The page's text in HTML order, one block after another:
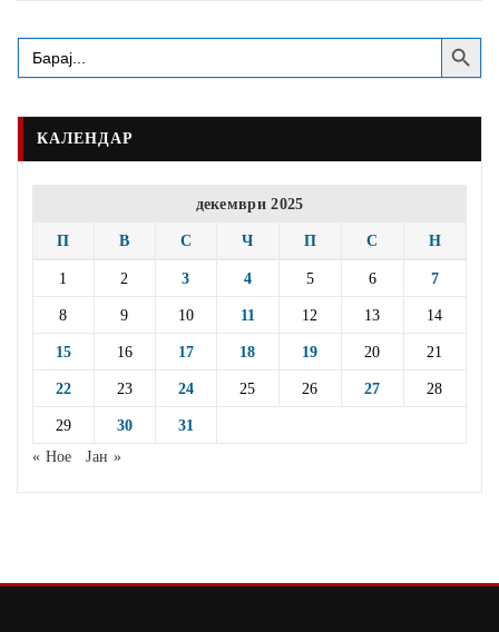
Search
for:
Search Button
КАЛЕНДАР
декември 2025
П В С Ч П С Н
1 2 3 4 5 6 7
8 9 10 11 12 13 14
15 16 17 18 19 20 21
22 23 24 25 26 27 28
29 30
31
« Ное
Јан »